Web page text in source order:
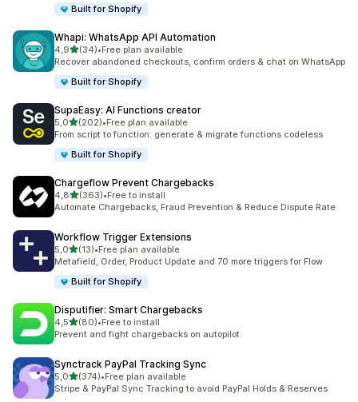
Built for Shopify
Whapi: WhatsApp API Automation
4,9/ 5 tähteä
(34)
34 arvostelua yhteensä
•Free plan available
Recover abandoned checkouts, confirm orders & chat on WhatsApp
Built for Shopify
SupaEasy: AI Functions creator
5,0/ 5 tähteä
(202)
202 arvostelua yhteensä
•Free plan available
From script to function: generate & migrate functions codeless
Built for Shopify
Chargeflow Prevent Chargebacks
4,8/ 5 tähteä
(363)
363 arvostelua yhteensä
•Free to install
Automate Chargebacks, Fraud Prevention & Reduce Dispute Rate
Workflow Trigger Extensions
5,0/ 5 tähteä
(13)
13 arvostelua yhteensä
•Free plan available
Metafield, Order, Product Update and 70 more triggers for Flow
Built for Shopify
Disputifier: Smart Chargebacks
4,5/ 5 tähteä
(80)
80 arvostelua yhteensä
•Free to install
Prevent and fight chargebacks on autopilot
Synctrack PayPal Tracking Sync
5,0/ 5 tähteä
(374)
374 arvostelua yhteensä
•Free plan available
Stripe & PayPal Sync Tracking to avoid PayPal Holds & Reserves